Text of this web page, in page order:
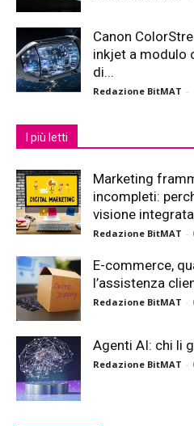
Canon
inkjet a modulo
di...
Redazione BitMAT -
I più letti
Marketing
incompleti:
visione integrata
Redazione BitMAT -
E-commerce,
l’assistenza
Redazione BitMAT -
Agenti AI: chi li
Redazione BitMAT -